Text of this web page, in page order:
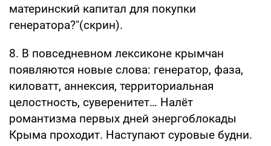
материнский капитал для покупки
генератора?"(скрин).
8. В повседневном лексиконе крымчан
появляются новые слова: генератор, фаза,
киловатт, аннексия, территориальная
целостность, суверенитет… Налёт
романтизма первых дней энергоблокады
Крыма проходит. Наступают суровые будни.